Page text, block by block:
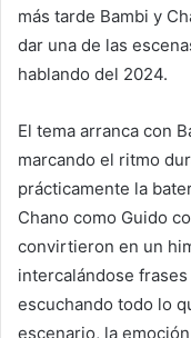
más tarde Bambi y
dar una de las
hablando del 2024.
El tema arranca con
marcando el ritmo
prácticamente la
Chano como Guido
convirtieron en un
intercalándose
escuchando todo lo
escenario, la